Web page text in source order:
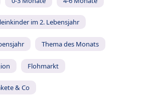
im 2. Lebensjahr
Thema des Monats
Flohmarkt
& Co